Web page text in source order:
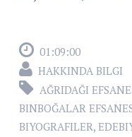
01:09:00
HAKKINDA BILGI
AĞRIDAĞI
BINBOĞALAR
BIYOGRAFILER,